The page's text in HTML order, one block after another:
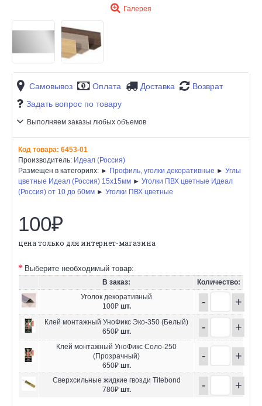
Галерея
Самовывоз Оплата Доставка
Возврат
Задать вопрос по товару
Выполняем заказы любых объемов
Код товара: 6453-01
Производитель: Идеал (Россия)
Размещен в категориях: ► Профиль, уголки декоративные ► Углы
цветные Идеал (Россия) 15х15мм ► Уголки ПВХ цветные Идеал
(Россия) от 10 до 60мм ► Уголки ПВХ цветные
100₽
цена только для интернет-магазина
Выберите необходимый товар:
В заказ:
Количество:
Уголок декоративный
100₽ шт. - +
Клей монтажный УноФикс Эко-350 (Белый)
650₽ шт. - +
Клей монтажный УноФикс Соло-250
(Прозрачный)
650₽ шт.
- +
Сверхсильные жидкие гвозди Titebond
780₽ шт. - +